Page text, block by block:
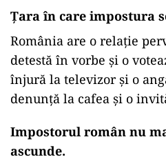
Țara în care impostura
România are o relație
detestă în vorbe și o
înjură la televizor și o
denunță la cafea și o
Impostorul român nu
ascunde.